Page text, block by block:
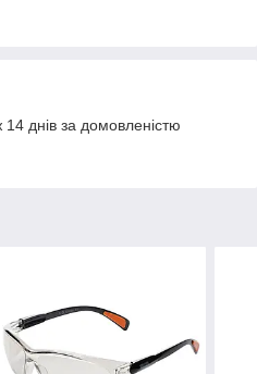
днів за домовленістю